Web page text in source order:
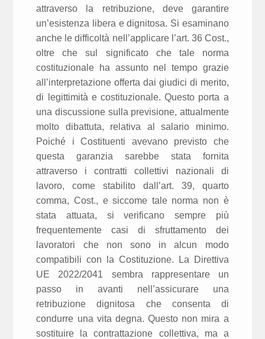
attraverso la retribuzione, deve garantire
un’esistenza libera e dignitosa. Si esaminano
anche le difficoltà nell’applicare l’art. 36 Cost.,
oltre che sul significato che tale norma
costituzionale ha assunto nel tempo grazie
all’interpretazione offerta dai giudici di merito,
di legittimità e costituzionale. Questo porta a
una discussione sulla previsione, attualmente
molto dibattuta, relativa al salario minimo.
Poiché i Costituenti avevano previsto che
questa garanzia sarebbe stata fornita
attraverso i contratti collettivi nazionali di
lavoro, come stabilito dall’art. 39, quarto
comma, Cost., e siccome tale norma non è
stata attuata, si verificano sempre più
frequentemente casi di sfruttamento dei
lavoratori che non sono in alcun modo
compatibili con la Costituzione. La Direttiva
UE 2022/2041 sembra rappresentare un
passo in avanti nell’assicurare una
retribuzione dignitosa che consenta di
condurre una vita degna. Questo non mira a
sostituire la contrattazione collettiva, ma a